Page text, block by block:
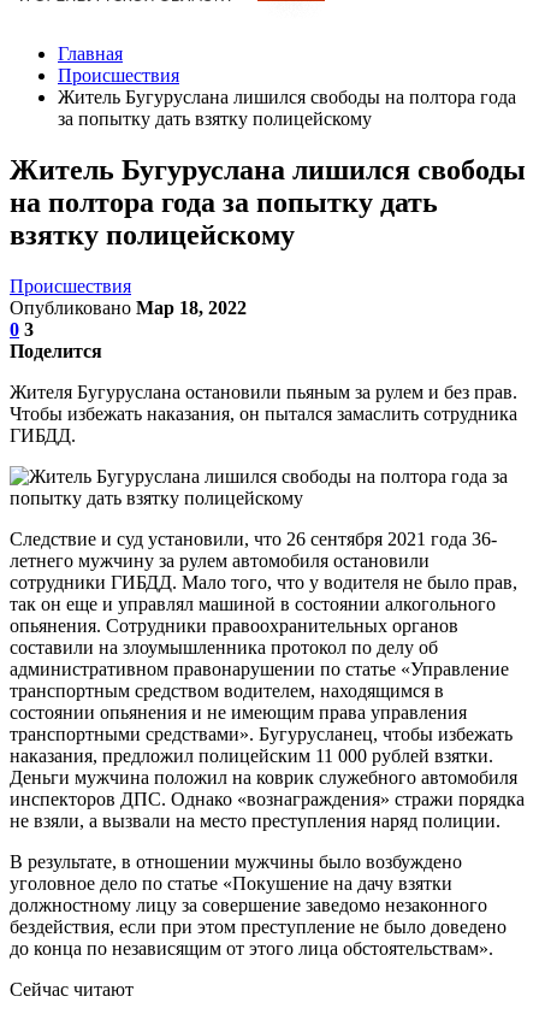
Главная
Происшествия
Житель Бугуруслана лишился свободы на полтора года
за попытку дать взятку полицейскому
Житель Бугуруслана лишился свободы
на полтора года за попытку дать
взятку полицейскому
Происшествия
Опубликовано Мар 18, 2022
0 3
Поделится
Жителя Бугуруслана остановили пьяным за рулем и без прав.
Чтобы избежать наказания, он пытался замаслить сотрудника
ГИБДД.
Следствие и суд установили, что 26 сентября 2021 года 36-
летнего мужчину за рулем автомобиля остановили
сотрудники ГИБДД. Мало того, что у водителя не было прав,
так он еще и управлял машиной в состоянии алкогольного
опьянения. Сотрудники правоохранительных органов
составили на злоумышленника протокол по делу об
административном правонарушении по статье «Управление
транспортным средством водителем, находящимся в
состоянии опьянения и не имеющим права управления
транспортными средствами». Бугурусланец, чтобы избежать
наказания, предложил полицейским 11 000 рублей взятки.
Деньги мужчина положил на коврик служебного автомобиля
инспекторов ДПС. Однако «вознаграждения» стражи порядка
не взяли, а вызвали на место преступления наряд полиции.
В результате, в отношении мужчины было возбуждено
уголовное дело по статье «Покушение на дачу взятки
должностному лицу за совершение заведомо незаконного
бездействия, если при этом преступление не было доведено
до конца по независящим от этого лица обстоятельствам».
Сейчас читают